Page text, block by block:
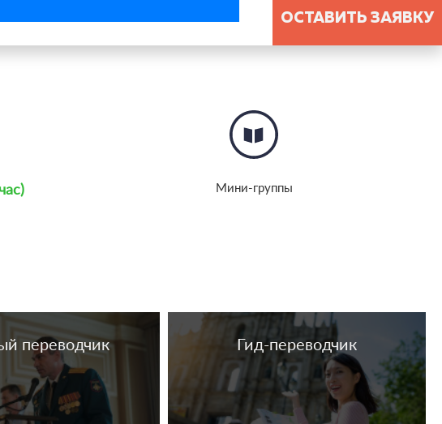
Мини-группы
переводчик Гид-переводчик
ОСТАВИТЬ ЗАЯВКУ